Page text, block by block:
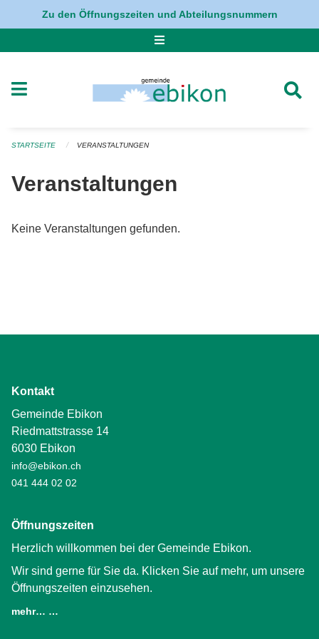
Navigation überspringen
Zu den Öffnungszeiten und Abteilungsnummern
STARTSEITE VERANSTALTUNGEN
Veranstaltungen
Keine Veranstaltungen gefunden.
Kontakt
Gemeinde Ebikon
Riedmattstrasse 14
6030 Ebikon
info@ebikon.ch
041 444 02 02
Öffnungszeiten
Herzlich willkommen bei der Gemeinde Ebikon.
Wir sind gerne für Sie da. Klicken Sie auf mehr, um unsere
Öffnungszeiten einzusehen.
mehr… …